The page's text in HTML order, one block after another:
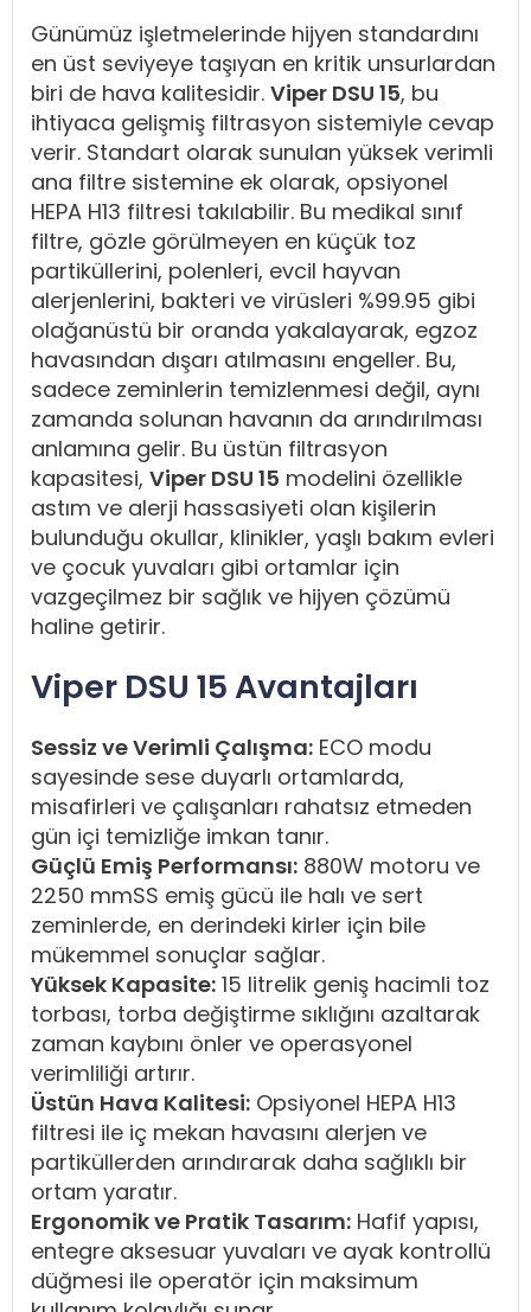
Günümüz işletmelerinde hijyen standardını
en üst seviyeye taşıyan en kritik unsurlardan
biri de hava kalitesidir. Viper DSU 15, bu
ihtiyaca gelişmiş filtrasyon sistemiyle cevap
verir. Standart olarak sunulan yüksek verimli
ana filtre sistemine ek olarak, opsiyonel
HEPA H13 filtresi takılabilir. Bu medikal sınıf
filtre, gözle görülmeyen en küçük toz
partiküllerini, polenleri, evcil hayvan
alerjenlerini, bakteri ve virüsleri %99.95 gibi
olağanüstü bir oranda yakalayarak, egzoz
havasından dışarı atılmasını engeller. Bu,
sadece zeminlerin temizlenmesi değil, aynı
zamanda solunan havanın da arındırılması
anlamına gelir. Bu üstün filtrasyon
kapasitesi, Viper DSU 15 modelini özellikle
astım ve alerji hassasiyeti olan kişilerin
bulunduğu okullar, klinikler, yaşlı bakım evleri
ve çocuk yuvaları gibi ortamlar için
vazgeçilmez bir sağlık ve hijyen çözümü
haline getirir.
Viper DSU 15 Avantajları
Sessiz ve Verimli Çalışma: ECO modu
sayesinde sese duyarlı ortamlarda,
misafirleri ve çalışanları rahatsız etmeden
gün içi temizliğe imkan tanır.
Güçlü Emiş Performansı: 880W motoru ve
2250 mmSS emiş gücü ile halı ve sert
zeminlerde, en derindeki kirler için bile
mükemmel sonuçlar sağlar.
Yüksek Kapasite: 15 litrelik geniş hacimli toz
torbası, torba değiştirme sıklığını azaltarak
zaman kaybını önler ve operasyonel
verimliliği artırır.
Üstün Hava Kalitesi: Opsiyonel HEPA H13
filtresi ile iç mekan havasını alerjen ve
partiküllerden arındırarak daha sağlıklı bir
ortam yaratır.
Ergonomik ve Pratik Tasarım: Hafif yapısı,
entegre aksesuar yuvaları ve ayak kontrollü
düğmesi ile operatör için maksimum